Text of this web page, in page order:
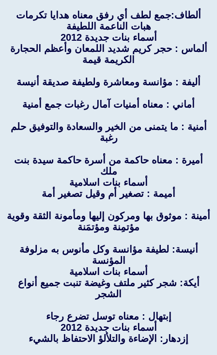
ألطاف:جمع لطف أي رفق معناه هدايا تكرمات
هبات الناعمة اللطيفة
أسماء بنات جديدة 2012
ألماس : حجر كريم شديد اللمعان وأعظم الحجارة
الكريمة قيمة
أليفة : مؤانسة ومعاشرة ولطيفة صديقة أنيسة
أماني : معناه أمنيات آمال رغبات جمع أمنية
أمنية : ما يتمنى من الخير والسعادة والتوفيق حلم
رغبة
أميرة : معناه حاكمة من أسرة حاكمة سيدة بنت
ملك
أسماء بنات اسلامية
أميمة : تصغير أم وقيل تصغير أمة
أمينة : موثوق بها ومركون إليها ومأمونة الثقة وقوية
مؤتمِنة ومؤتمَنة
أنيسة: لطيفة مؤانسة وكل مأنوس به مزلوفة
المؤنسة
أسماء بنات اسلامية
أيكة: شجر كثير ملتف وغيضة تنبت جميع أنواع
الشجر
إبتهال : معناه توسل تضرع رجاء
أسماء بنات جديدة 2012
إزدهار: الإضاءة والتلألؤ الاحتفاظ بالشيء